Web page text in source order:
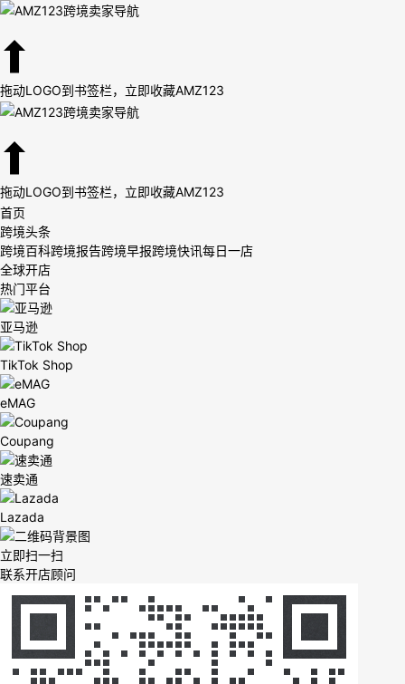
拖动LOGO到书签栏，立即收藏AMZ123
拖动LOGO到书签栏，立即收藏AMZ123
首页
跨境头条
跨境百科跨境报告跨境早报跨境快讯每日一店
全球开店
热门平台
亚马逊
TikTok Shop
eMAG
Coupang
速卖通
Lazada
立即扫一扫
联系开店顾问